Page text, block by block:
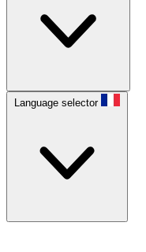
Language selector